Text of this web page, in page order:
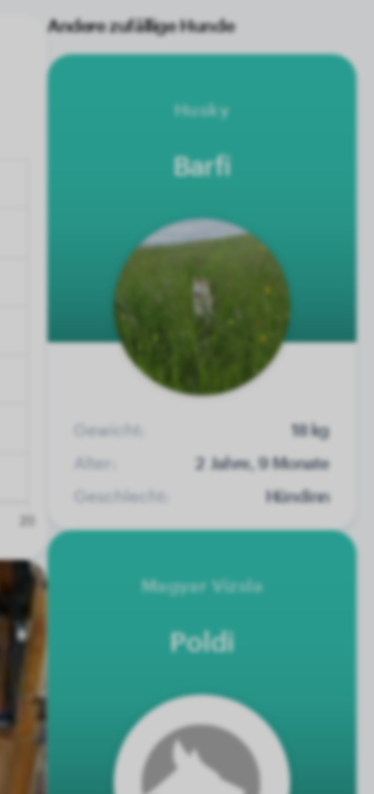
Andere zufällige Hunde
Husky
Barfi
Gewicht:
18 kg
Alter:
2 Jahre, 9 Monate
Geschlecht:
Hündinn
Magyar Vizsla
Poldi